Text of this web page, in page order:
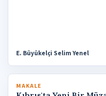
bütünleşmesinin en önemli
zayıflatmaktadır.
E. Büyükelçi Selim Yenel
MAKALE